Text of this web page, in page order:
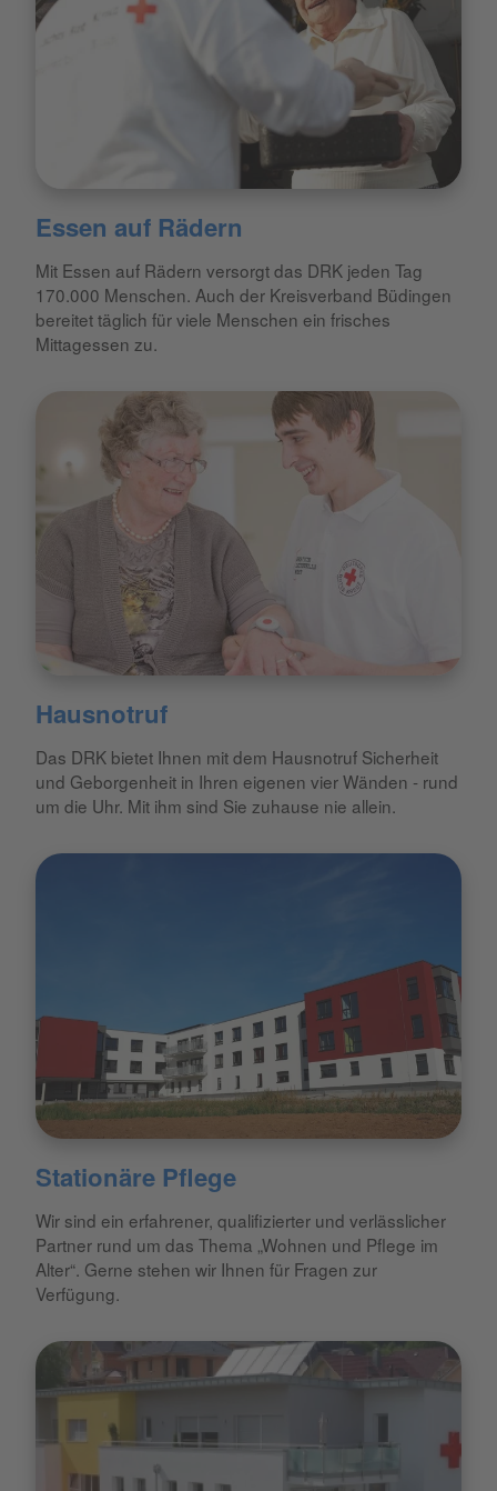
Essen auf Rädern
Mit Essen auf Rädern versorgt das DRK jeden Tag
170.000 Menschen. Auch der Kreisverband Büdingen
bereitet täglich für viele Menschen ein frisches
Mittagessen zu.
Hausnotruf
Das DRK bietet Ihnen mit dem Hausnotruf Sicherheit
und Geborgenheit in Ihren eigenen vier Wänden - rund
um die Uhr. Mit ihm sind Sie zuhause nie allein.
Stationäre Pflege
Wir sind ein erfahrener, qualifizierter und verlässlicher
Partner rund um das Thema „Wohnen und Pflege im
Alter“. Gerne stehen wir Ihnen für Fragen zur
Verfügung.